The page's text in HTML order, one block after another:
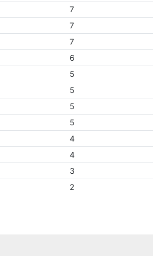
7
7
7
6
5
5
5
5
4
4
3
2